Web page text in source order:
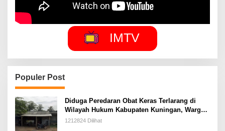
IMTV
Populer Post
Diduga Peredaran Obat Keras Terlarang di
Wilayah Hukum Kabupaten Kuningan, Warga
Sekitar Berharap Aparat Penegak Hukum
1212824 Dilihat